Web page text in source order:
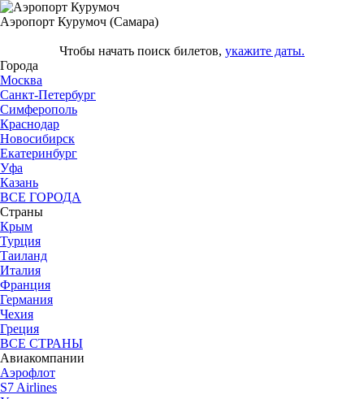
Аэропорт Курумоч (Самара)
Чтобы начать поиск билетов, укажите даты.
Города
Москва
Санкт-Петербург
Симферополь
Краснодар
Новосибирск
Екатеринбург
Уфа
Казань
ВСЕ ГОРОДА
Страны
Крым
Турция
Таиланд
Италия
Франция
Германия
Чехия
Греция
ВСЕ СТРАНЫ
Авиакомпании
Аэрофлот
S7 Airlines